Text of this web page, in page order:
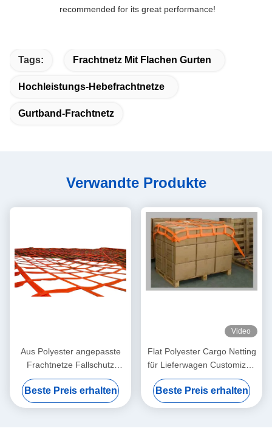
recommended for its great performance!
Tags: Frachtnetz Mit Flachen Gurten
Hochleistungs-Hebefrachtnetze
Gurtband-Frachtnetz
Verwandte Produkte
Aus Polyester angepasste
Frachtnetze Fallschutz
Verhaftungsnetz Breite 50
mm
Beste Preis erhalten
Video
Flat Polyester Cargo Netting
für Lieferwagen Customized
Logo Öko-freundlich
Beste Preis erhalten